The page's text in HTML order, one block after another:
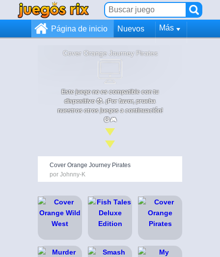
Página de inicio Nuevos Más
Cover Orange Journey Pirates
Este juego no es compatible con tu
dispositivo 😞. ¡Por favor, prueba
nuestros otros juegos a continuación!
😄🎮
Cover Orange Journey Pirates
por Johnny-K